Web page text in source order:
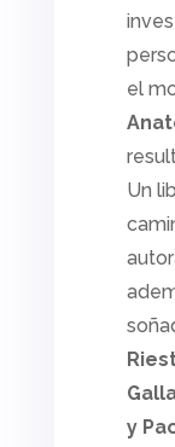
el
Un
y